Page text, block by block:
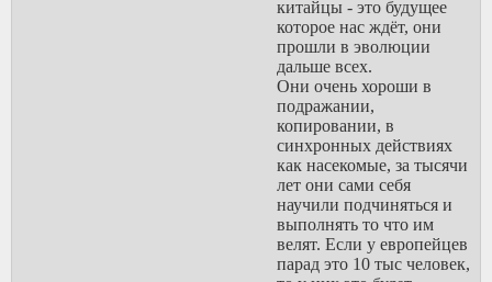
территориях, допустим
мы возьмём хронологию
в 5 тысяч лет,
происходил
искусственный отбор.
Люди воевали и воюют
до сих пор за ресурсы, за
положение в иерархии,
эти 5 тысяч лет, находясь
в изолированных
условиях, когда нет
свежего притока новой
днк извне, который был
китайцы - это будущее
которое нас ждёт, они
прошли в эволюции
дальше всех.
Они очень хороши в
подражании,
копировании, в
синхронных действиях
как насекомые, за тысячи
лет они сами себя
научили подчиняться и
выполнять то что им
велят. Если у европейцев
парад это 10 тыс человек,